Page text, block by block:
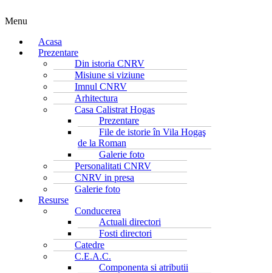
Menu
Acasa
Prezentare
Din istoria CNRV
Misiune si viziune
Imnul CNRV
Arhitectura
Casa Calistrat Hogas
Prezentare
File de istorie în Vila Hogaş
de la Roman
Galerie foto
Personalitati CNRV
CNRV in presa
Galerie foto
Resurse
Conducerea
Actuali directori
Fosti directori
Catedre
C.E.A.C.
Componenta si atributii